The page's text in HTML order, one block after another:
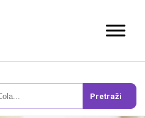
Pretraži